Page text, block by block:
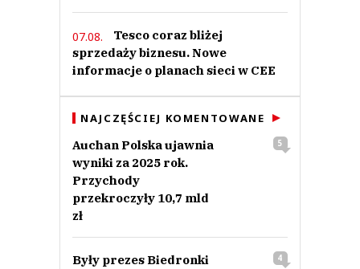
07.08.
Tesco coraz bliżej
sprzedaży biznesu. Nowe
informacje o planach sieci w CEE
NAJCZĘŚCIEJ KOMENTOWANE
Auchan Polska ujawnia
wyniki za 2025 rok.
Przychody
przekroczyły 10,7 mld
zł
5
Były prezes Biedronki
4